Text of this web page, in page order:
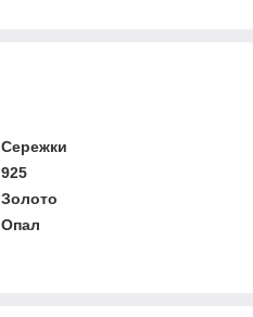
Сережки
925
Золото
Опал